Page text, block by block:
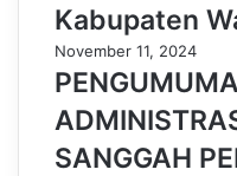
Kabupaten
November 11, 2024
SANGGAH